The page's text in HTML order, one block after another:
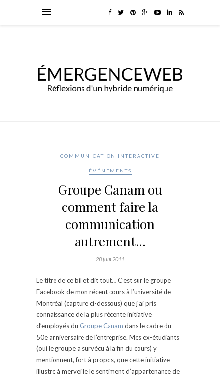
COMMUNICATION INTERACTIVE
ÉVÉNEMENTS
Groupe Canam ou
comment faire la
communication
autrement…
28 juin 2011
Le titre de ce billet dit tout… C’est sur le groupe
Facebook de mon récent cours à l’université de
Montréal (capture ci-dessous) que j’ai pris
connaissance de la plus récente initiative
d’employés du Groupe Canam dans le cadre du
50e anniversaire de l’entreprise. Mes ex-étudiants
(oui le groupe a survécu à la fin du cours) y
mentionnent, fort à propos, que cette initiative
illustre à merveille le sentiment d’appartenance de